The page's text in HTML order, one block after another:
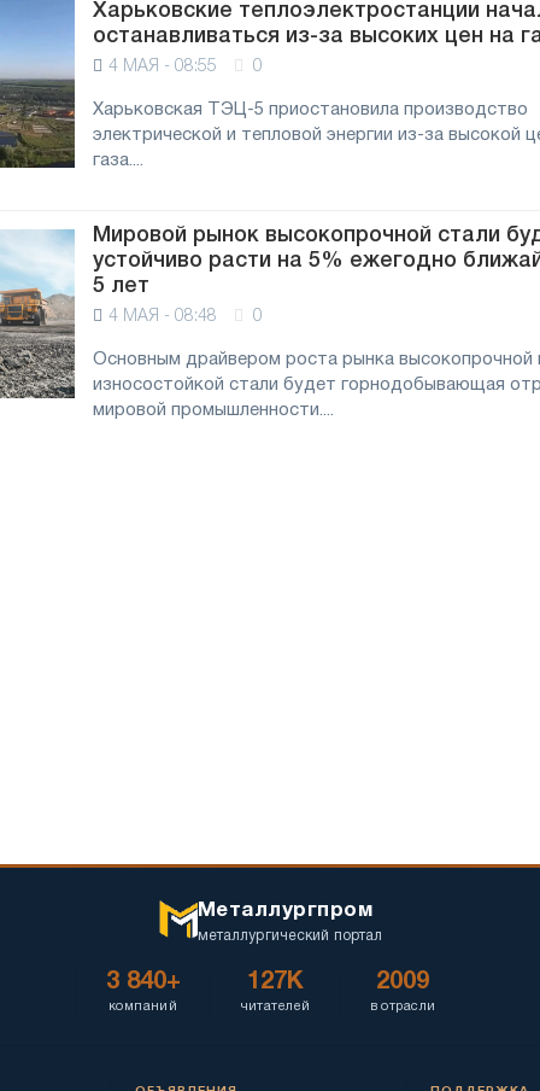
Харьковские теплоэлектростанции
останавливаться из-за высоких цен на
4 МАЯ - 08:55 0
Харьковская ТЭЦ-5 приостановила производство
электрической и тепловой энергии из-за высокой
газа....
Мировой рынок высокопрочной стали
устойчиво расти на 5% ежегодно
5 лет
4 МАЯ - 08:48 0
Основным драйвером роста рынка высокопрочной
износостойкой стали будет горнодобывающая
мировой промышленности....
Металлургпром
металлургический портал
3 840+
компаний
127K
читателей
2009
в отрасли